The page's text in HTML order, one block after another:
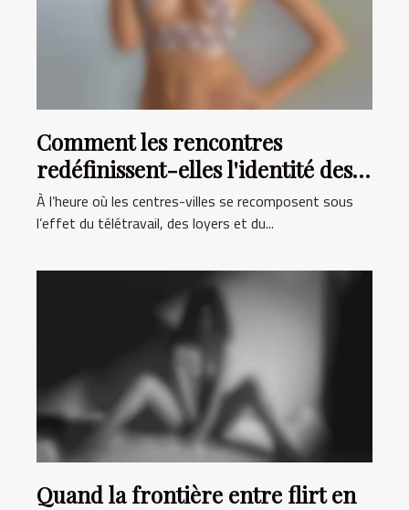
Comment les rencontres
redéfinissent-elles l'identité des
villes d’aujourd’hui ?
À l’heure où les centres-villes se recomposent sous
l’effet du télétravail, des loyers et du...
Quand la frontière entre flirt en